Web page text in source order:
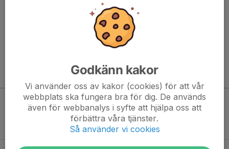
att kunna börja administrera hemsidan loggar du in högst upp till
Kommande aktiviteter
Inga aktiviteter inbokade
Godkänn kakor
Vi använder oss av kakor (cookies) för att vår
webbplats ska fungera bra för dig. De används
även för webbanalys i syfte att hjälpa oss att
förbättra våra tjänster.
Så använder vi cookies